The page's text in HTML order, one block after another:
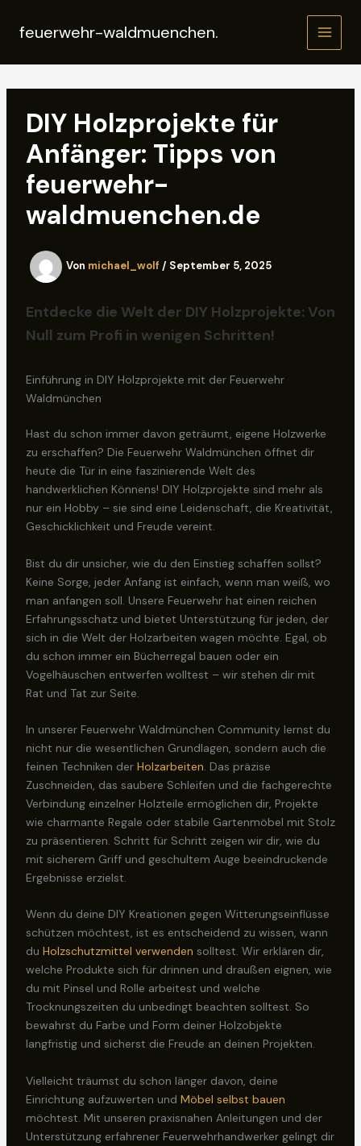
Inhaltfeuerwehr-waldmuenchen.
MAIN
DIY Holzprojekte für
Anfänger: Tipps von
feuerwehr-
waldmuenchen.de
Von michael_wolf / September 5, 2025
Entdecke die Welt der DIY Holzprojekte: Von
Null zum Profi in wenigen Schritten!
Einführung in DIY Holzprojekte mit der Feuerwehr
Waldmünchen
Hast du schon immer davon geträumt, eigene Holzwerke
zu erschaffen? Die Feuerwehr Waldmünchen öffnet dir
heute die Tür in eine faszinierende Welt des
handwerklichen Könnens! DIY Holzprojekte sind mehr als
nur ein Hobby – sie sind eine Leidenschaft, die Kreativität,
Geschicklichkeit und Freude vereint.
Bist du dir unsicher, wie du den Einstieg schaffen sollst?
Keine Sorge, jeder Anfang ist einfach, wenn man weiß, wo
man anfangen soll. Unsere Feuerwehr hat einen reichen
Erfahrungsschatz und bietet Unterstützung für jeden, der
sich in die Welt der Holzarbeiten wagen möchte. Egal, ob
du schon immer ein Bücherregal bauen oder ein
Vogelhäuschen entwerfen wolltest – wir stehen dir mit
Rat und Tat zur Seite.
In unserer Feuerwehr Waldmünchen Community lernst du
nicht nur die wesentlichen Grundlagen, sondern auch die
feinen Techniken der Holzarbeiten. Das präzise
Zuschneiden, das saubere Schleifen und die fachgerechte
Verbindung einzelner Holzteile ermöglichen dir, Projekte
wie charmante Regale oder stabile Gartenmöbel mit Stolz
zu präsentieren. Schritt für Schritt zeigen wir dir, wie du
mit sicherem Griff und geschultem Auge beeindruckende
Ergebnisse erzielst.
Wenn du deine DIY Kreationen gegen Witterungseinflüsse
schützen möchtest, ist es entscheidend zu wissen, wann
du Holzschutzmittel verwenden solltest. Wir erklären dir,
welche Produkte sich für drinnen und draußen eignen, wie
du mit Pinsel und Rolle arbeitest und welche
Trocknungszeiten du unbedingt beachten solltest. So
bewahrst du Farbe und Form deiner Holzobjekte
langfristig und sicherst die Freude an deinen Projekten.
Vielleicht träumst du schon länger davon, deine
Einrichtung aufzuwerten und Möbel selbst bauen
möchtest. Mit unseren praxisnahen Anleitungen und der
Unterstützung erfahrener Feuerwehrhandwerker gelingt dir